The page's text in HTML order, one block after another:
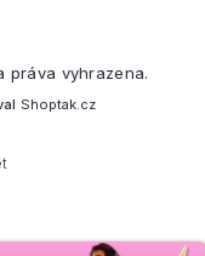
práva vyhrazena.
Shoptak.cz